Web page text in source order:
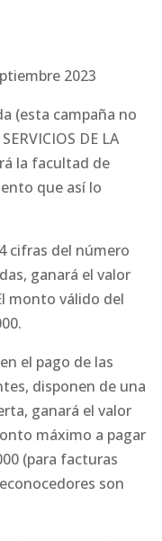
2023
(esta campaña no
DE LA
la facultad de
que así lo
cifras del número
ganará el valor
monto válido del
el pago de las
disponen de una
ganará el valor
máximo a pagar
(para facturas
son